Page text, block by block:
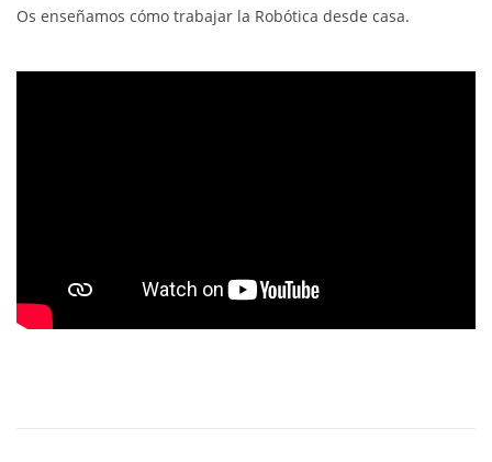
Os enseñamos cómo trabajar la Robótica desde casa.